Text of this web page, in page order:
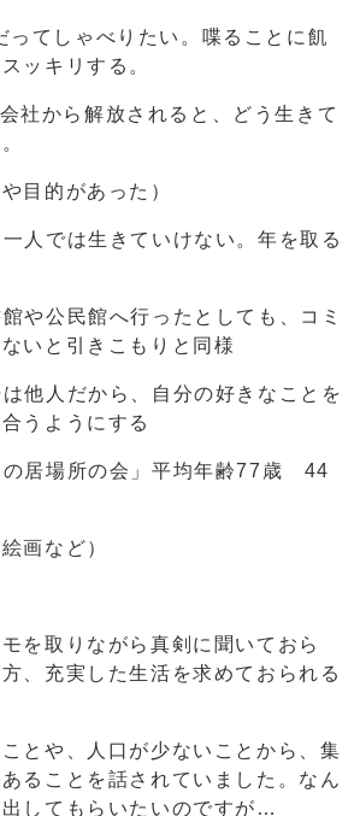
べりたい。喋ることに飢
スッキリする。
放されると、どう生きて
や目的があった）
生きていけない。年を取る
必要
館へ行ったとしても、コミ
ないと引きこもりと同様
から、自分の好きなことを
合うようにする
の会」平均年齢77歳 44
絵画など）
を取りながら真剣に聞いておら
、充実した生活を求めておられる
とや、人口が少ないことから、集
ることを話されていました。なん
出してもらいたいのですが…